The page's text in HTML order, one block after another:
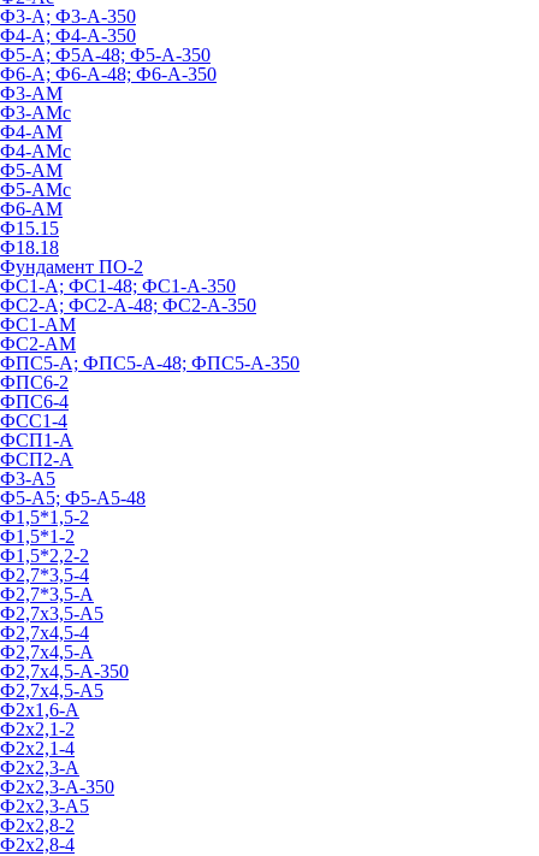
Ф3-А; Ф3-А-350
Ф4-А; Ф4-А-350
Ф5-А; Ф5А-48; Ф5-А-350
Ф6-А; Ф6-А-48; Ф6-А-350
Ф3-АМ
Ф3-АМс
Ф4-АМ
Ф4-АМс
Ф5-АМ
Ф5-АМс
Ф6-АМ
Ф15.15
Ф18.18
Фундамент ПО‑2
ФС1-А; ФС1-48; ФС1-А-350
ФС2-А; ФС2-А-48; ФС2-А-350
ФС1-АМ
ФС2-АМ
ФПС5-А; ФПС5-А-48; ФПС5-А-350
ФПС6-2
ФПС6-4
ФСС1-4
ФСП1-А
ФСП2-А
Ф3-А5
Ф5-А5; Ф5-А5-48
Ф1,5*1,5-2
Ф1,5*1-2
Ф1,5*2,2-2
Ф2,7*3,5-4
Ф2,7*3,5-А
Ф2,7х3,5-А5
Ф2,7х4,5-4
Ф2,7х4,5-А
Ф2,7х4,5-А-350
Ф2,7х4,5-А5
Ф2х1,6-А
Ф2х2,1-2
Ф2х2,1-4
Ф2х2,3-А
Ф2х2,3-А-350
Ф2х2,3-А5
Ф2х2,8-2
Ф2х2,8-4